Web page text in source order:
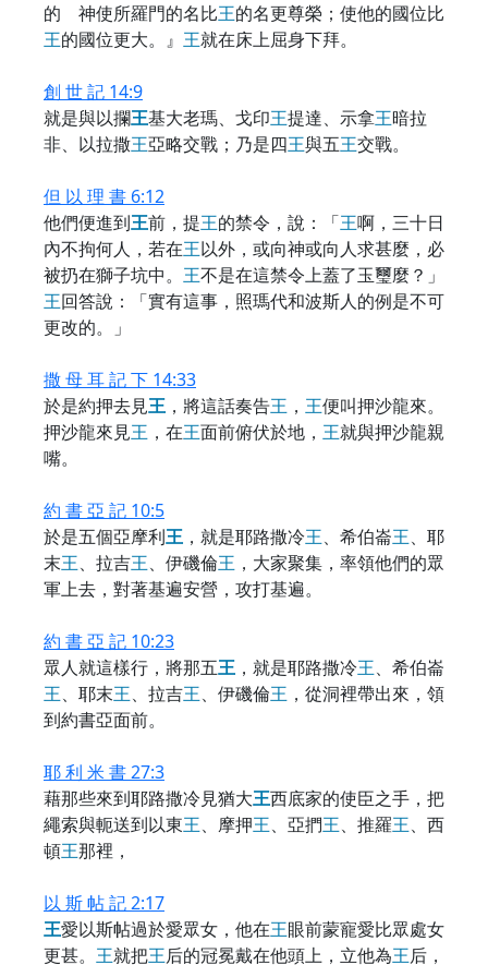
的 神使所羅門的名比王的名更尊榮；使他的國位比
王的國位更大。』 王就在床上屈身下拜。
創 世 記 14:9
就是與以攔王基大老瑪、戈印王提達、示拿王暗拉
非、以拉撒王亞略交戰；乃是四王與五王交戰。
但 以 理 書 6:12
他們便進到王前，提王的禁令，說：「王啊，三十日
內不拘何人，若在王以外，或向神或向人求甚麼，必
被扔在獅子坑中。 王不是在這禁令上蓋了玉璽麼？」
王回答說：「實有這事，照瑪代和波斯人的例是不可
更改的。」
撒 母 耳 記 下 14:33
於是約押去見王 ，將這話奏告王 ， 王便叫押沙龍來。
押沙龍來見王 ，在王面前俯伏於地， 王就與押沙龍親
嘴。
約 書 亞 記 10:5
於是五個亞摩利王 ，就是耶路撒冷王、希伯崙王、耶
末王、拉吉王、伊磯倫王 ，大家聚集，率領他們的眾
軍上去，對著基遍安營，攻打基遍。
約 書 亞 記 10:23
眾人就這樣行，將那五王 ，就是耶路撒冷王、希伯崙
王、耶末王、拉吉王、伊磯倫王 ，從洞裡帶出來，領
到約書亞面前。
耶 利 米 書 27:3
藉那些來到耶路撒冷見猶大王西底家的使臣之手，把
繩索與軛送到以東王、摩押王、亞捫王、推羅王、西
頓王那裡，
以 斯 帖 記 2:17
王愛以斯帖過於愛眾女，他在王眼前蒙寵愛比眾處女
更甚。 王就把王后的冠冕戴在他頭上，立他為王后，